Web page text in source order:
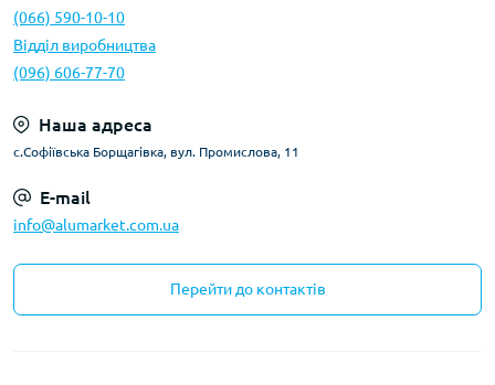
(066) 590-10-10
Відділ виробництва
(096) 606-77-70
Наша адреса
с.Софіївська Борщагівка, вул. Промислова, 11
E-mail
info@alumarket.com.ua
Перейти до контактів